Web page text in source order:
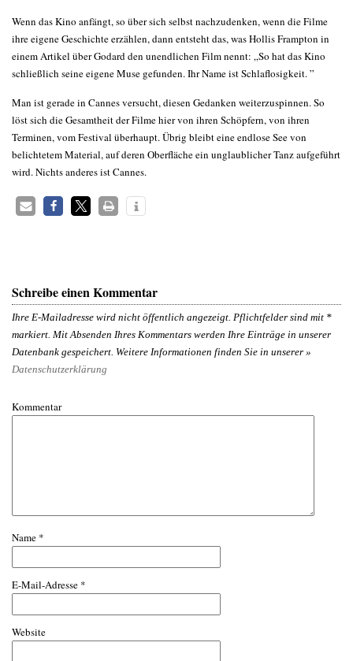
Wenn das Kino anfängt, so über sich selbst nachzudenken, wenn die Filme
ihre eigene Geschichte erzählen, dann entsteht das, was Hollis Frampton in
einem Artikel über Godard den unendlichen Film nennt: „So hat das Kino
schließlich seine eigene Muse gefunden. Ihr Name ist Schlaflosigkeit. ”
Man ist gerade in Cannes versucht, diesen Gedanken weiterzuspinnen. So
löst sich die Gesamtheit der Filme hier von ihren Schöpfern, von ihren
Terminen, vom Festival überhaupt. Übrig bleibt eine endlose See von
belichtetem Material, auf deren Oberfläche ein unglaublicher Tanz aufgeführt
wird. Nichts anderes ist Cannes.
Schreibe einen Kommentar
Ihre E-Mailadresse wird nicht öffentlich angezeigt. Pflichtfelder sind mit *
markiert. Mit Absenden Ihres Kommentars werden Ihre Einträge in unserer
Datenbank gespeichert. Weitere Informationen finden Sie in unserer »
Datenschutzerklärung
Kommentar
Name *
E-Mail-Adresse *
Website